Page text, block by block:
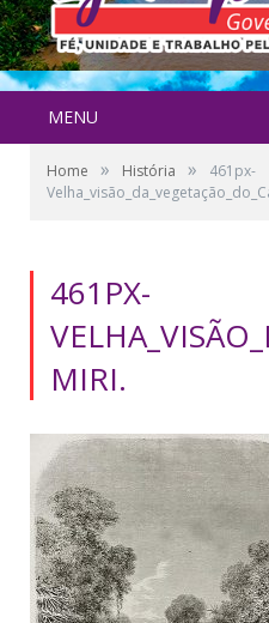
MENU
Home » História »
461px-
461PX-
MIRI.